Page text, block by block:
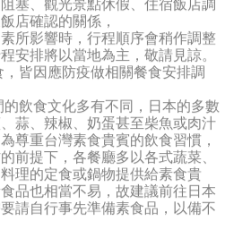
塞、觀光景點休假、住宿飯店調
店確認的關係，
所影響時，行程順序會稍作調整
安排將以當地為主，敬請見諒。
，皆因應防疫做相關餐食安排調
的飲食文化多有不同，日本的多數
蒜、辣椒、奶蛋甚至柴魚或肉汁
尊重台灣素食貴賓的飲食習慣，
前提下，各餐廳多以各式蔬菜、
理的定食或鍋物提供給素食貴
品也相當不易，故建議前往日本
請自行事先準備素食品，以備不